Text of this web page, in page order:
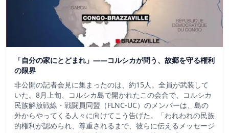
「自分の家にとどまれ」——コルシカが問う、故郷を守る権利
の限界
非公開の記者会見に集まったのは、約15人。全員が武装して
いた。8月上旬、コルシカ島で開かれたこの会合で、コルシカ
民族解放戦線・戦闘員同盟（FLNC-UC）のメンバーは、島の
外からやってくる人々に向けてこう告げた。「われわれの民族
的権利が認められ、尊重されるまで、彼らに伝えるメッセージ